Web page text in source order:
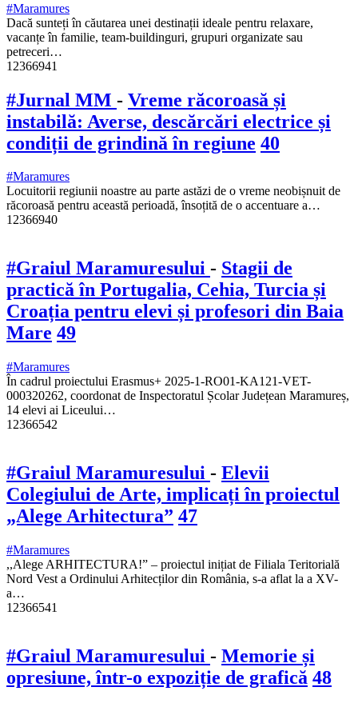
#Maramures
Dacă sunteți în căutarea unei destinații ideale pentru relaxare,
vacanțe în familie, team-buildinguri, grupuri organizate sau
petreceri…
12366941
#Jurnal MM - Vreme răcoroasă și
instabilă: Averse, descărcări electrice și
condiții de grindină în regiune 40
#Maramures
Locuitorii regiunii noastre au parte astăzi de o vreme neobișnuit de
răcoroasă pentru această perioadă, însoțită de o accentuare a…
12366940
#Graiul Maramuresului - Stagii de
practică în Portugalia, Cehia, Turcia și
Croația pentru elevi și profesori din Baia
Mare 49
#Maramures
În cadrul proiectului Erasmus+ 2025-1-RO01-KA121-VET-
000320262, coordonat de Inspectoratul Școlar Județean Maramureș,
14 elevi ai Liceului…
12366542
#Graiul Maramuresului - Elevii
Colegiului de Arte, implicați în proiectul
„Alege Arhitectura” 47
#Maramures
,,Alege ARHITECTURA!” – proiectul inițiat de Filiala Teritorială
Nord Vest a Ordinului Arhitecților din România, s-a aflat la a XV-
a…
12366541
#Graiul Maramuresului - Memorie și
opresiune, într-o expoziție de grafică 48